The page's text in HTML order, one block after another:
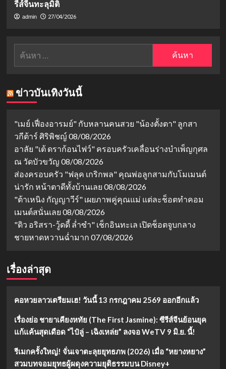
รีส์จีนทะลุมิติ
admin 27/04/2026
ค้นหา
ข่าวบันเทิงวันนี้
"เมย์ เฟื่องอารมย์" กับหลานคนสวย "น้องตั้งตา" ลูกสา
วกีต้าร์ ศิริพิชญ์ 08/08/2026
อาลัย "เต้ ดราก้อนไฟว์" ครอบครัวเคลื่อนร่างบำเพ็ญกุศล
ณ วัดบัวขวัญ 08/08/2026
ส่องครอบครัว "ฟลุค เกริกพล" คุณพ่อลูกสามกับโมเมนต์
น่ารัก หน้าตาดีทั้งบ้านเลย 08/08/2026
"ต้าเหนิง กัญญาวีร์" เผยภาพคู่คุณแม่ แต่ละช็อตทำคอม
เมนต์สนั่นเลย 08/08/2026
"ดิว อริสรา-วู้ดดี้ ล่ำซำ" เช็กอินทะเล เปิดช็อตจูบกลาง
ชายหาดหวานฉ่ำมาก 07/08/2026
เรื่องล่าสุด
คอหวยลาวเตรียมเฮ! วันนี้ 13 กรกฎาคม 2569 ออกอีกแล้ว
เรื่องย่อ ชายาเคียงหทัย (The First Jasmine): ซีรีส์จีนย้อนยุค
แก้แค้นสุดเดือด “ไป๋ลู่ – เฉิงเหล่ย” ลงจอ WeTV 9 มิ.ย. นี้!
รีเมกครั้งใหญ่! จั่นเจาตะลุยยุทธภพ (2026) เมื่อ “หยางหยาง”
สวมบทจอมยุทธผู้ผดุงความยุติธรรมบน Disney+